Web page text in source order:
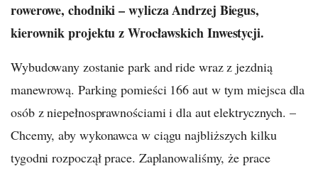
rowerowe, chodniki – wylicza Andrzej Biegus,
kierownik projektu z Wrocławskich Inwestycji.
Wybudowany zostanie park and ride wraz z jezdnią
manewrową. Parking pomieści 166 aut w tym miejsca dla
osób z niepełnosprawnościami i dla aut elektrycznych. –
Chcemy, aby wykonawca w ciągu najbliższych kilku
tygodni rozpoczął prace. Zaplanowaliśmy, że prace